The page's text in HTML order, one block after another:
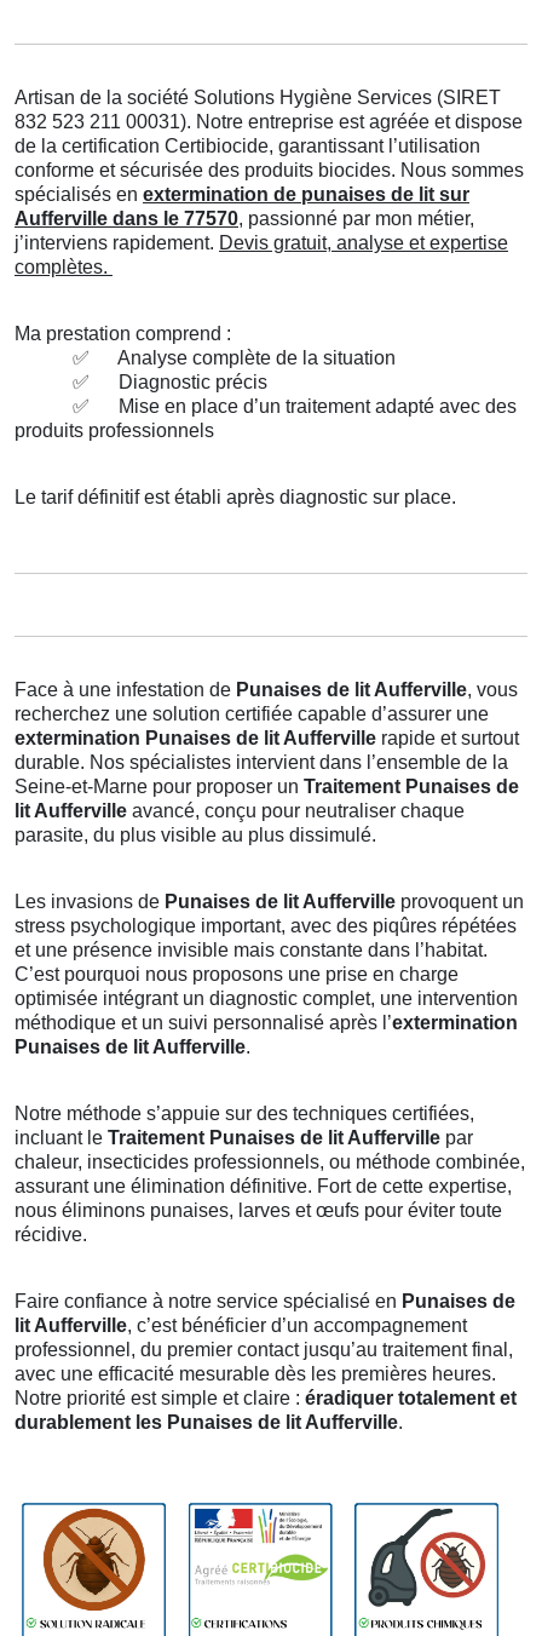
Artisan de la société Solutions Hygiène Services (SIRET
832 523 211 00031). Notre entreprise est agréée et dispose
de la certification Certibiocide, garantissant l’utilisation
conforme et sécurisée des produits biocides. Nous sommes
spécialisés en extermination de punaises de lit sur
Aufferville dans le 77570, passionné par mon métier,
j’interviens rapidement. Devis gratuit, analyse et expertise
complètes.
Ma prestation comprend :
✅
Analyse complète de la situation
✅
Diagnostic précis
✅
Mise en place d’un traitement adapté avec des
produits professionnels
Le tarif définitif est établi après diagnostic sur place.
Face à une infestation de Punaises de lit Aufferville, vous
recherchez une solution certifiée capable d’assurer une
extermination Punaises de lit Aufferville rapide et surtout
durable. Nos spécialistes intervient dans l’ensemble de la
Seine-et-Marne pour proposer un Traitement Punaises de
lit Aufferville avancé, conçu pour neutraliser chaque
parasite, du plus visible au plus dissimulé.
Les invasions de Punaises de lit Aufferville provoquent un
stress psychologique important, avec des piqûres répétées
et une présence invisible mais constante dans l’habitat.
C’est pourquoi nous proposons une prise en charge
optimisée intégrant un diagnostic complet, une intervention
méthodique et un suivi personnalisé après l’extermination
Punaises de lit Aufferville.
Notre méthode s’appuie sur des techniques certifiées,
incluant le Traitement Punaises de lit Aufferville par
chaleur, insecticides professionnels, ou méthode combinée,
assurant une élimination définitive. Fort de cette expertise,
nous éliminons punaises, larves et œufs pour éviter toute
récidive.
Faire confiance à notre service spécialisé en Punaises de
lit Aufferville, c’est bénéficier d’un accompagnement
professionnel, du premier contact jusqu’au traitement final,
avec une efficacité mesurable dès les premières heures.
Notre priorité est simple et claire : éradiquer totalement et
durablement les Punaises de lit Aufferville.